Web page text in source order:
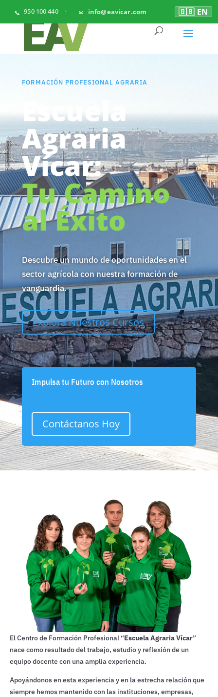
950 100 440 info@eavicar.com 🇬🇧 EN
FORMACIÓN PROFESIONAL AGRARIA
Escuela
Agraria
Vícar:
Tu Camino
al Éxito
Descubre un mundo de oportunidades en el
sector agrícola con nuestra formación de
vanguardia.
Explora Nuestros Cursos
Impulsa tu Futuro con Nosotros
Contáctanos Hoy
El Centro de Formación Profesional “Escuela Agraria Vícar”
nace como resultado del trabajo, estudio y reflexión de un
equipo docente con una amplia experiencia.
Apoyándonos en esta experiencia y en la estrecha relación que
siempre hemos mantenido con las instituciones, empresas,